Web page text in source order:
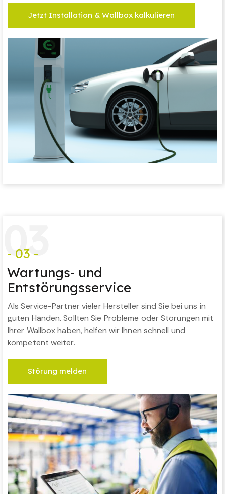
Jetzt Installation & Wallbox kalkulieren
03
- 03 -
Wartungs- und
Entstörungsservice
Als Service-Partner vieler Hersteller sind Sie bei uns in
guten Händen. Sollten Sie Probleme oder Störungen mit
Ihrer Wallbox haben, helfen wir Ihnen schnell und
kompetent weiter.
Störung melden